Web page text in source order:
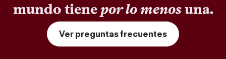
mundo tienepor lo menosuna.
Ver preguntas frecuentes